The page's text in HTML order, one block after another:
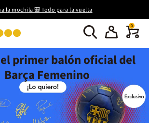
la mochila 🎒 Todo para la vuelta
0
primer balón oficial del
Barça Femenino